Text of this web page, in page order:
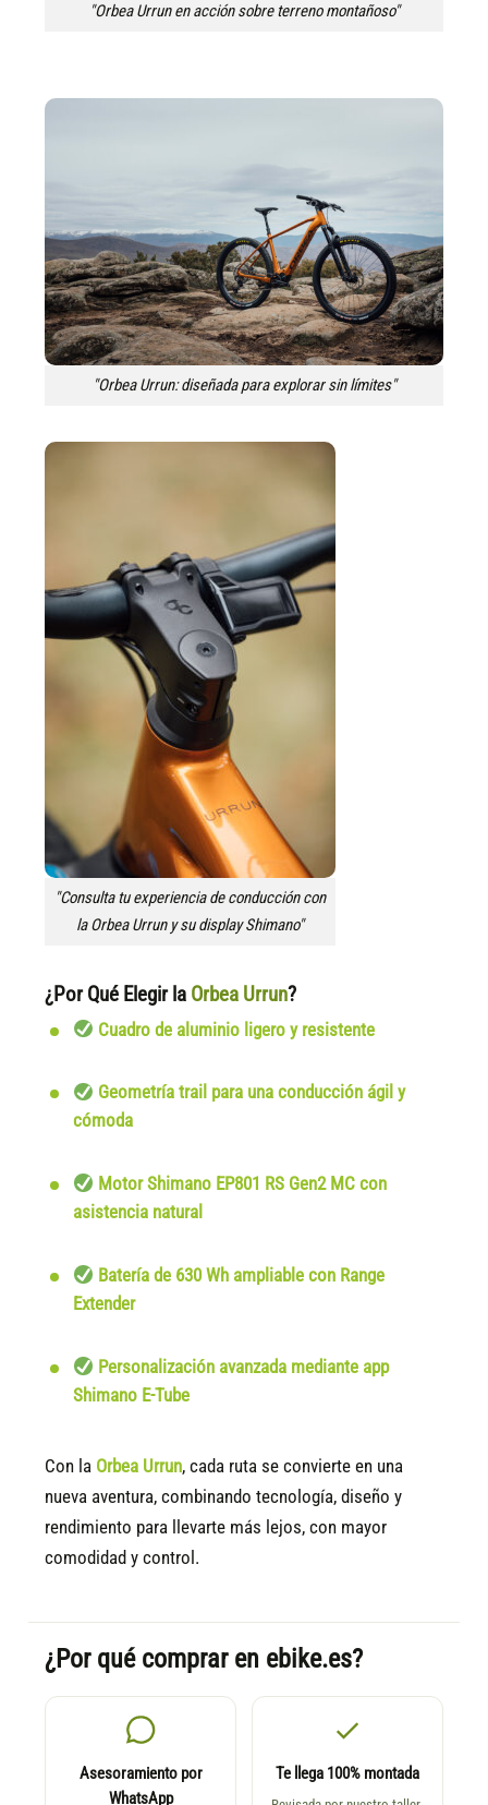
"Orbea Urrun en acción sobre terreno montañoso"
"Orbea Urrun: diseñada para explorar sin límites"
"Consulta tu experiencia de conducción con
la Orbea Urrun y su display Shimano"
¿Por Qué Elegir la Orbea Urrun?
Cuadro de aluminio ligero y resistente
Geometría trail para una conducción ágil y
cómoda
Motor Shimano EP801 RS Gen2 MC con
asistencia natural
Batería de 630 Wh ampliable con Range
Extender
Personalización avanzada mediante app
Shimano E-Tube
Con la Orbea Urrun, cada ruta se convierte en una
nueva aventura, combinando tecnología, diseño y
rendimiento para llevarte más lejos, con mayor
comodidad y control.
¿Por qué comprar en ebike.es?
Asesoramiento por
WhatsApp
Te llega 100% montada